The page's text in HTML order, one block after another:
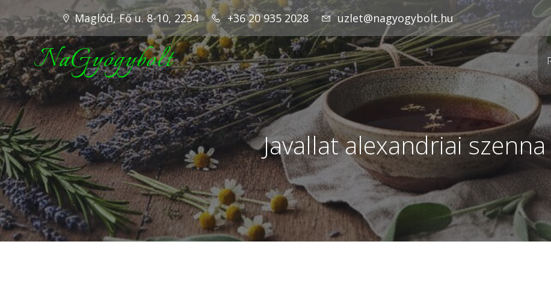
Maglód, Fő u. 8-10, 2234 +36 20 935 2028 uzlet@nagyogybolt.hu
NaGyógybolt
Javallat alexandriai szenna